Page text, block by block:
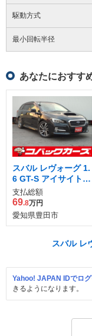
駆動方式
最小回転半径
あなたにおすす
スバル レヴォーグ 1.
6 GT-S アイサイト 4
WD
支払総額
69.8万円
愛知県豊田市
スバル レ
Yahoo! JAPAN IDでロ
きるようになります。